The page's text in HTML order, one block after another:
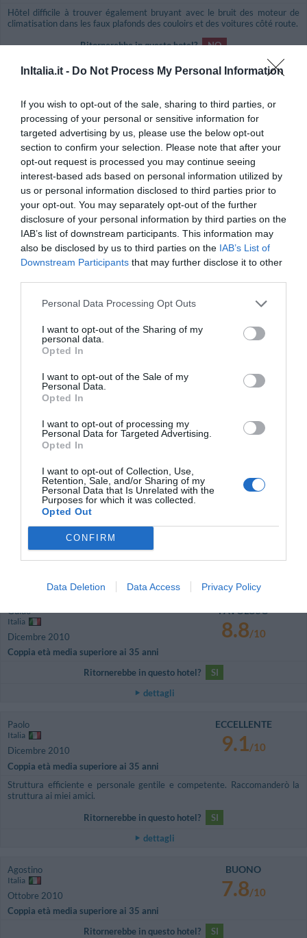
InItalia.it - Do Not Process My Personal Information
If you wish to opt-out of the sale, sharing to third parties, or
processing of your personal or sensitive information for
targeted advertising by us, please use the below opt-out
section to confirm your selection. Please note that after your
opt-out request is processed you may continue seeing
interest-based ads based on personal information utilized by
us or personal information disclosed to third parties prior to
your opt-out. You may separately opt-out of the further
disclosure of your personal information by third parties on the
IAB’s list of downstream participants. This information may
also be disclosed by us to third parties on the IAB’s List of
Downstream Participants that may further disclose it to other
Personal Data Processing Opt Outs
I want to opt-out of the Sharing of my
personal data.
Opted In
I want to opt-out of the Sale of my
Personal Data.
Opted In
I want to opt-out of processing my
Personal Data for Targeted Advertising.
Opted In
I want to opt-out of Collection, Use,
Retention, Sale, and/or Sharing of my
Personal Data that Is Unrelated with the
Purposes for which it was collected.
Opted Out
CONFIRM
Data Deletion Data Access Privacy Policy
Hôtel difficile à trouver également bruyant avec le bruit des moteur de
climatisation dans les faux plafonds des couloirs et des voitures côté route.
Ritornerebbe in questo hotel?
NO
dettagli
Italia
Agosto 2011
Viaggiatore con amici/colleghi
8/10
Abbiamo riscontrato solo due problemi:
- la serratura esterna non funzionava, così siam dovuti passare dalla
reception. Niente di troppo fastidioso, comunque.
- L'aria condizionata faceva ciò che voleva! Potevamo mettere 30 gradi o
anche spegnerla, ma dopo 2 minuti si riaccendeva impostata a 20 gradi!
Abbiamo dovuto tenere le finestre aperte, per non gelare...
Ritornerebbe in questo hotel?
SI
Giugno 2011
CARINO
6.3/10
Bei Buchung wurde uns eine Ermäßigung bestätigt, wenn die Buchung 14
Tage vorher erfolgt. Leider wurde diese bei Bezahlen absichtlich nicht
unverschämt geantwortet und das zuviel abgezogene Geld auf den Tisch
geknallt. Das ist wirklich sehr unanständig gewesen. Es war auch sicherlich
im PC hinterlegt, dass wir den Rabatt erhalten.
Wenn mann den Rabatt nicht geben möchte, kann man ihn nicht anbieten.
Ritornerebbe in questo hotel?
Viaggiatore Singolo Business
Ritornerebbe in questo hotel?
SI
Guido
Italia
Dicembre 2010
Coppia età media superiore ai 35 anni
FAVOLOSO
8.8/10
Ritornerebbe in questo hotel?
SI
dettagli
Paolo
Italia
Dicembre 2010
Coppia età media superiore ai 35 anni
ECCELLENTE
9.1/10
Struttura efficiente e personale gentile e competente. Raccomanderò la
struttura ai miei amici.
Ritornerebbe in questo hotel?
SI
dettagli
Agostino
Italia
Ottobre 2010
Coppia età media superiore ai 35 anni
BUONO
7.8/10
Ritornerebbe in questo hotel?
SI